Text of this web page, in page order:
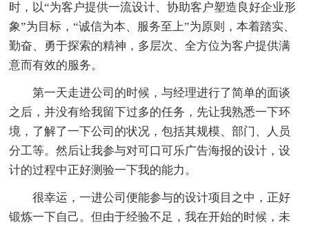
时，以“为客户提供一流设计、协助客户塑造良好企业形
象”为目标，“诚信为本、服务至上”为原则，本着踏实、
勤奋、勇于探索的精神，多层次、全方位为客户提供满
意而有效的服务。
第一天走进公司的时候，与经理进行了简单的面谈
之后，并没有给我留下过多的任务，先让我熟悉一下环
境，了解了一下公司的状况，包括其规模、部门、人员
分工等。然后让我参与对可口可乐广告海报的设计，设
计的过程中正好测验一下我的能力。
很幸运，一进公司便能参与的设计项目之中，正好
锻炼一下自己。但由于经验不足，我在开始的时候，未